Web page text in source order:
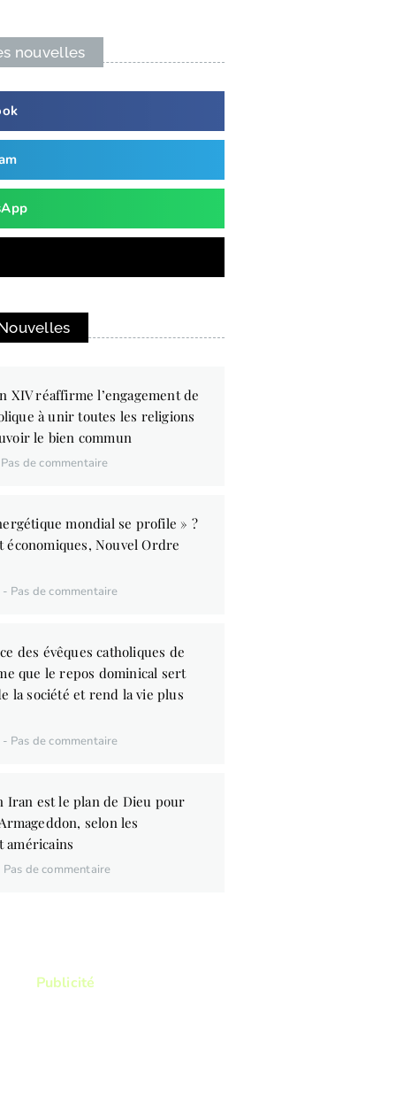
nouvelles
XIV réaffirme l’engagement de
à unir toutes les religions
le bien commun
Pas de commentaire
mondial se profile » ?
économiques, Nouvel Ordre
Pas de commentaire
des évêques catholiques de
que le repos dominical sert
la société et rend la vie plus
Pas de commentaire
Iran est le plan de Dieu pour
selon les
américains
Pas de commentaire
Publicité